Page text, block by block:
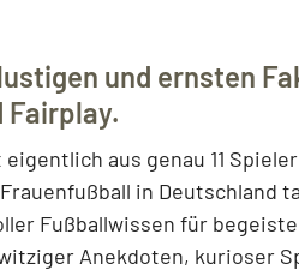
und ernsten
Fairplay.
aus genau 11
in Deutschland
Fußballwissen für
Anekdoten, kurioser